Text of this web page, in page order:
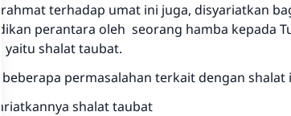
rahmat terhadap umat ini juga, disyariatkan
perantara oleh seorang hamba kepada
yaitu shalat taubat.
beberapa permasalahan terkait dengan shalat
shalat taubat